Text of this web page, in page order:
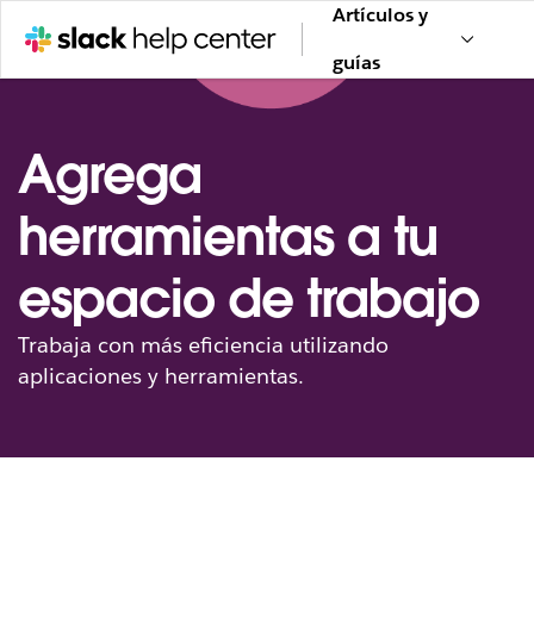
Artículos y
guías
Agrega
herramientas a tu
espacio de trabajo
Trabaja con más eficiencia utilizando
aplicaciones y herramientas.